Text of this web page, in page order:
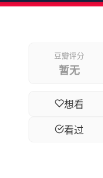
豆瓣评分
暂无
想看
看过